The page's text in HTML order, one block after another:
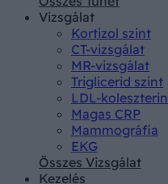
Vizsgálat
Kortizol szint
CT-vizsgálat
MR-vizsgálat
Triglicerid szint
LDL-koleszterin
Magas CRP
Mammográfia
EKG
Összes Vizsgálat
Kezelés